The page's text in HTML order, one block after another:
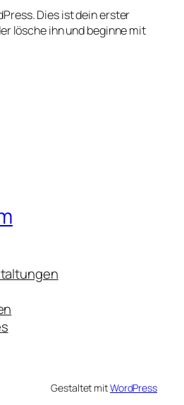
Dies ist dein erster
lösche ihn und beginne mit
Gestaltet mitWordPress